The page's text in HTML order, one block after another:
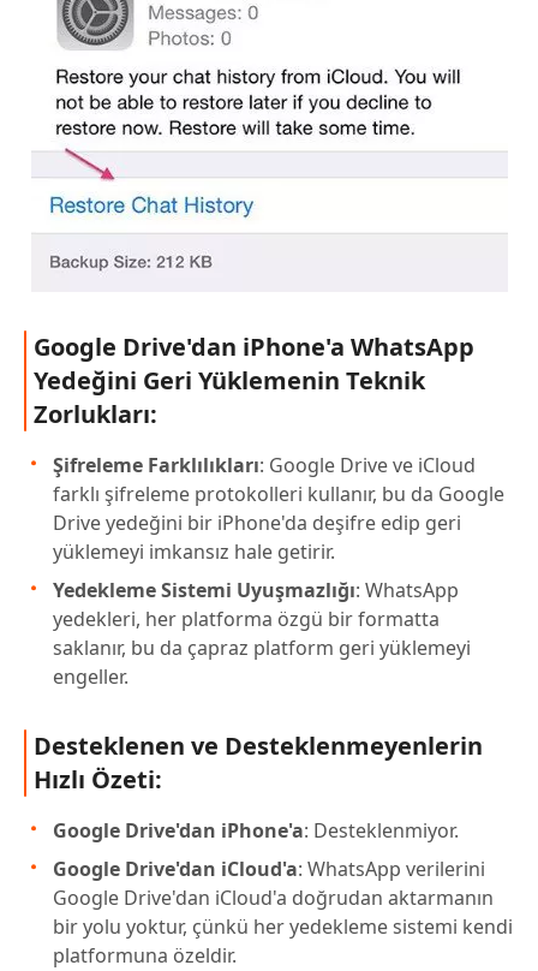
Google Drive'dan iPhone'a WhatsApp
Yedeğini Geri Yüklemenin Teknik
Zorlukları:
Şifreleme Farklılıkları: Google Drive ve iCloud
farklı şifreleme protokolleri kullanır, bu da Google
Drive yedeğini bir iPhone'da deşifre edip geri
yüklemeyi imkansız hale getirir.
Yedekleme Sistemi Uyuşmazlığı: WhatsApp
yedekleri, her platforma özgü bir formatta
saklanır, bu da çapraz platform geri yüklemeyi
engeller.
Desteklenen ve Desteklenmeyenlerin
Hızlı Özeti:
Google Drive'dan iPhone'a: Desteklenmiyor.
Google Drive'dan iCloud'a: WhatsApp verilerini
Google Drive'dan iCloud'a doğrudan aktarmanın
bir yolu yoktur, çünkü her yedekleme sistemi kendi
platformuna özeldir.